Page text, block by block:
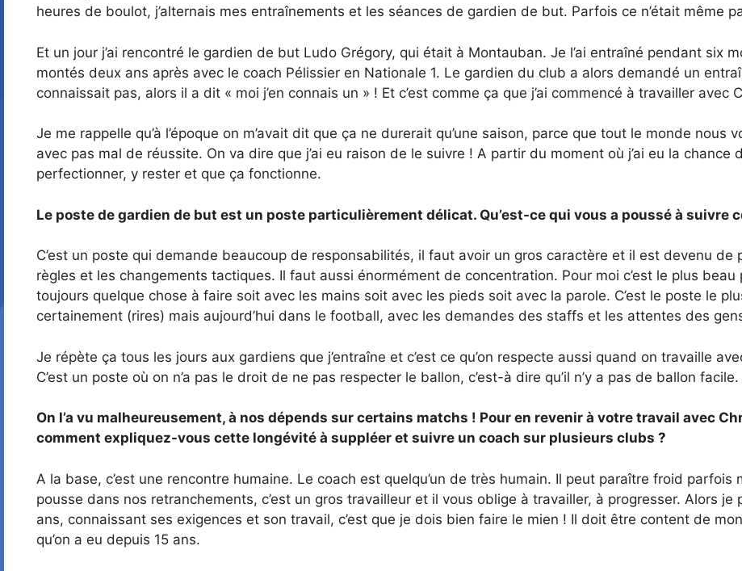
heures de boulot, j’alternais mes entraînements et les séances de gardien de but. Parfois ce n’était même
Et un jour j’ai rencontré le gardien de but Ludo Grégory, qui était à Montauban. Je l’ai entraîné pendant six
montés deux ans après avec le coach Pélissier en Nationale 1. Le gardien du club a alors demandé un
connaissait pas, alors il a dit « moi j’en connais un » ! Et c’est comme ça que j’ai commencé à travailler avec
Je me rappelle qu’à l’époque on m’avait dit que ça ne durerait qu’une saison, parce que tout le monde
avec pas mal de réussite. On va dire que j’ai eu raison de le suivre ! A partir du moment où j’ai eu la chance
perfectionner, y rester et que ça fonctionne.
Le poste de gardien de but est un poste particulièrement délicat. Qu’est-ce qui vous a poussé à suivre
C’est un poste qui demande beaucoup de responsabilités, il faut avoir un gros caractère et il est devenu
règles et les changements tactiques. Il faut aussi énormément de concentration. Pour moi c’est le plus beau
toujours quelque chose à faire soit avec les mains soit avec les pieds soit avec la parole. C’est le poste le
certainement (rires) mais aujourd’hui dans le football, avec les demandes des staffs et les attentes des
Je répète ça tous les jours aux gardiens que j’entraîne et c’est ce qu’on respecte aussi quand on travaille
C’est un poste où on n’a pas le droit de ne pas respecter le ballon, c’est-à dire qu’il n’y a pas de ballon
On l’a vu malheureusement, à nos dépends sur certains matchs ! Pour en revenir à votre travail avec
comment expliquez-vous cette longévité à suppléer et suivre un coach sur plusieurs clubs ?
A la base, c’est une rencontre humaine. Le coach est quelqu’un de très humain. Il peut paraître froid parfois
pousse dans nos retranchements, c’est un gros travailleur et il vous oblige à travailler, à progresser. Alors
ans, connaissant ses exigences et son travail, c’est que je dois bien faire le mien ! Il doit être content de
qu’on a eu depuis 15 ans.